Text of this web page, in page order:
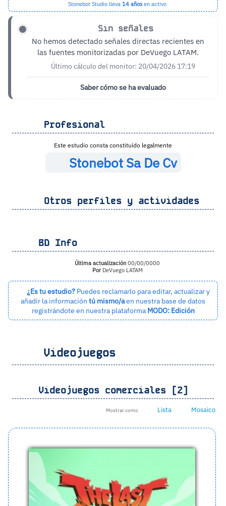
Stonebot Studio lleva 14 años en activo
Sin señales
No hemos detectado señales directas recientes en
las fuentes monitorizadas por DeVuego LATAM.
Último cálculo del monitor: 20/04/2026 17:19
Saber cómo se ha evaluado
Profesional
Este estudio consta constituído legalmente
Stonebot Sa De Cv
Otros perfiles y actividades
BD Info
Última actualización 00/00/0000
PorDeVuego LATAM
¿Es tu estudio? Puedes reclamarlo para editar, actualizar y
añadir la información tú mismo/aen nuestra base de datos
registrándote en nuestra plataforma MODO: Edición
Videojuegos
Videojuegos comerciales [2]
Mostrar como Lista Mosaico